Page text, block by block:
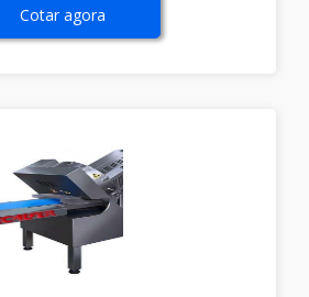
Cotar agora